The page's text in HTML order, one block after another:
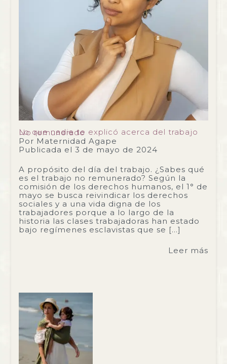
Lo que nadie te explicó acerca del trabajo No remunerado
Por Maternidad Agape
Publicada el3 de mayo de 2024
A propósito del día del trabajo. ¿Sabes qué
es el trabajo no remunerado? Según la
comisión de los derechos humanos, el 1° de
mayo se busca reivindicar los derechos
sociales y a una vida digna de los
trabajadores porque a lo largo de la
historia las clases trabajadoras han estado
bajo regímenes esclavistas que se […]
Leer más